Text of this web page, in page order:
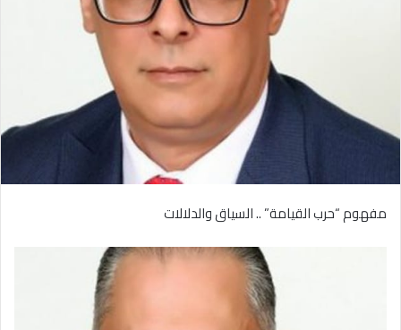
مفهوم “حرب القيامة” .. السياق والدلالات